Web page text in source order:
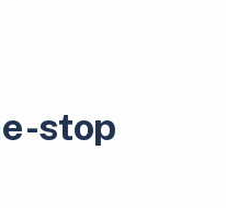
stop